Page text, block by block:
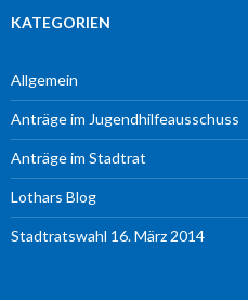
KATEGORIEN
Allgemein
Anträge im Jugendhilfeausschuss
Anträge im Stadtrat
Lothars Blog
Stadtratswahl 16. März 2014